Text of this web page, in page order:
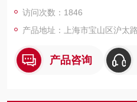
访问次数：1846
产品地址：上海市宝山区沪太
产品咨询